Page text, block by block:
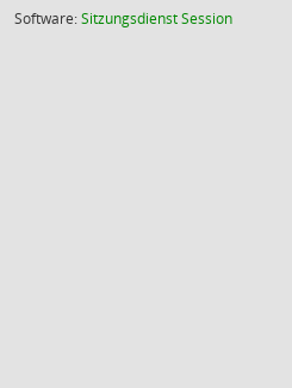
Software:SitzungsdienstSession(Wird in